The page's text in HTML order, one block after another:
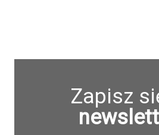
Zapisz